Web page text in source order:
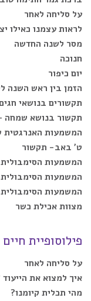
על סליחה לאחר
לראות עצמנו כאילו
מסר לשנה החדשה
חנוכה
יום כיפור
הזמן בין ראש השנה
תקשורים בנושאי
תקשור בנושא שמחה
המשמעות
ט’ באב- תקשור
המשמעות
המשמעות
המשמעות
מצוות אכילת כשר
פילוסופיית חיים
על סליחה לאחר
איך למצוא את הייעוד
מהי תכלית קיומנו?